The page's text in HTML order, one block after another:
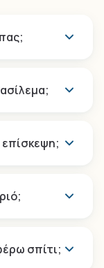
επίσκεψη;
σπίτι;